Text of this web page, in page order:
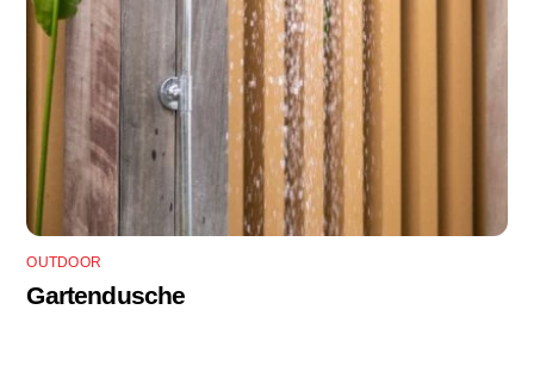
OUTDOOR
Gartendusche